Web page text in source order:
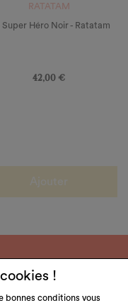
RATATAM
Super Héro Noir - Ratatam
42,00 €
!
bonnes conditions vous